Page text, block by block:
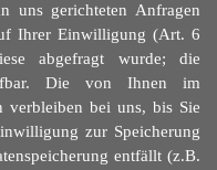
uns gerichteten Anfragen
Ihrer Einwilligung (Art. 6
abgefragt wurde; die
Die von Ihnen im
verbleiben bei uns, bis Sie
zur Speicherung
entfällt (z.B.